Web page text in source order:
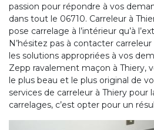
passion pour répondre à vos
dans tout le 06710. Carreleur à
pose carrelage à l’intérieur qu’à
N’hésitez pas à contacter
les solutions appropriées à vos
Zepp ravalement maçon à Thiery,
le plus beau et le plus original de
services de carreleur à Thiery pour
carrelages, c’est opter pour un